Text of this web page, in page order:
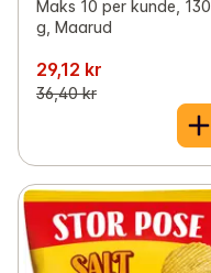
Maks 10 per kunde, 130
g, Maarud
29,12 kr
36,40 kr